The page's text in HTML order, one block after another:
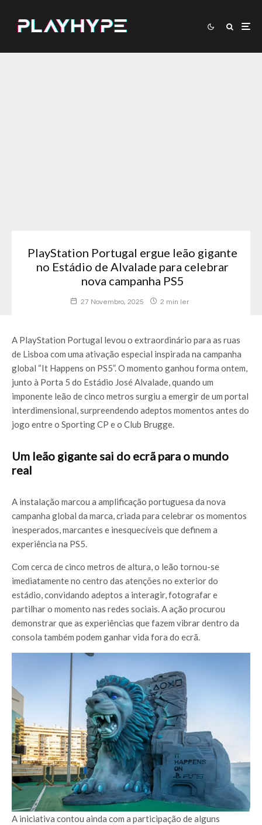
PlayStation Portugal ergue leão gigante
no Estádio de Alvalade para celebrar
nova campanha PS5
27 Novembro, 2025 2 min ler
A PlayStation Portugal levou o extraordinário para as ruas
de Lisboa com uma ativação especial inspirada na campanha
global “It Happens on PS5”. O momento ganhou forma ontem,
junto à Porta 5 do Estádio José Alvalade, quando um
imponente leão de cinco metros surgiu a emergir de um portal
interdimensional, surpreendendo adeptos momentos antes do
jogo entre o Sporting CP e o Club Brugge.
Um leão gigante sai do ecrã para o mundo
real
A instalação marcou a amplificação portuguesa da nova
campanha global da marca, criada para celebrar os momentos
inesperados, marcantes e inesquecíveis que definem a
experiência na PS5.
Com cerca de cinco metros de altura, o leão tornou-se
imediatamente no centro das atenções no exterior do
estádio, convidando adeptos a interagir, fotografar e
partilhar o momento nas redes sociais. A ação procurou
demonstrar que as experiências que fazem vibrar dentro da
consola também podem ganhar vida fora do ecrã.
A iniciativa contou ainda com a participação de alguns